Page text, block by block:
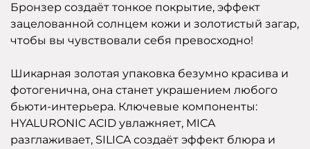
Бронзер создаёт тонкое покрытие, эффект
зацелованной солнцем кожи и золотистый загар,
чтобы вы чувствовали себя превосходно!
Шикарная золотая упаковка безумно красива и
фотогенична, она станет украшением любого
бьюти-интерьера. Ключевые компоненты:
HYALURONIC ACID увлажняет, MICA
разглаживает, SILICA создаёт эффект блюра и